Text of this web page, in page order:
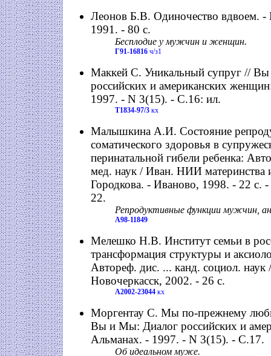
Леонов Б.В. Одиночество вдвоем.
1991. - 80 с.
Бесплодие у мужчин и женщин.
Г91-16816 ч/з1
Маккей С. Уникальный супруг //
российских и американских
1997. - N 3(15). - С.16: ил.
Т1834-97/3 кх
Малышкина А.И. Состояние
соматического здоровья в
перинатальной гибели ребенка:
мед. наук / Иван. НИИ материнства
Городкова. - Иваново, 1998. - 22 c.
22.
Репродуктивные функции мужчин,
А98-11849
Мелешко Н.В. Институт семьи в
трансформация структуры и
Автореф. дис. ... канд. социол. наук
Новочеркасск, 2002. - 26 с.
А2002-23044 кх
Моргентау С. Мы по-прежнему
Вы и Мы: Диалог российских и
Альманах. - 1997. - N 3(15). - С.17.
Об идеальном муже.